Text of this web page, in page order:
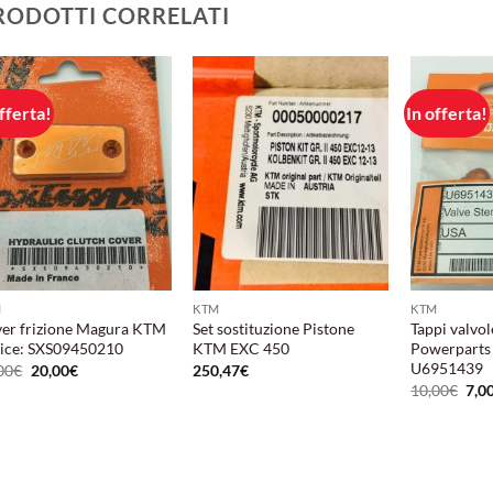
CORRELATI
Aggiungi
alla lista
dei
desideri
frizione Magura KTM
SXS09450210
€ Il
prezzo
20,00€Il
Aggiungi
alla lista
dei
desideri
KTM
Set sostituzione Pistone
KTM EXC 450
250,47€
In offerta!
KTM
Tappi
U6951439
10,00€ Il